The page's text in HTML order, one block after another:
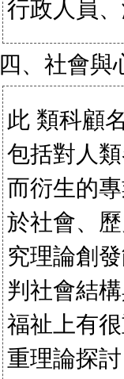
行政人員
四、社會與
此 類科顧
包括對人
而衍生的
於社會、
究理論創
判社會結
福祉上有
重理論探